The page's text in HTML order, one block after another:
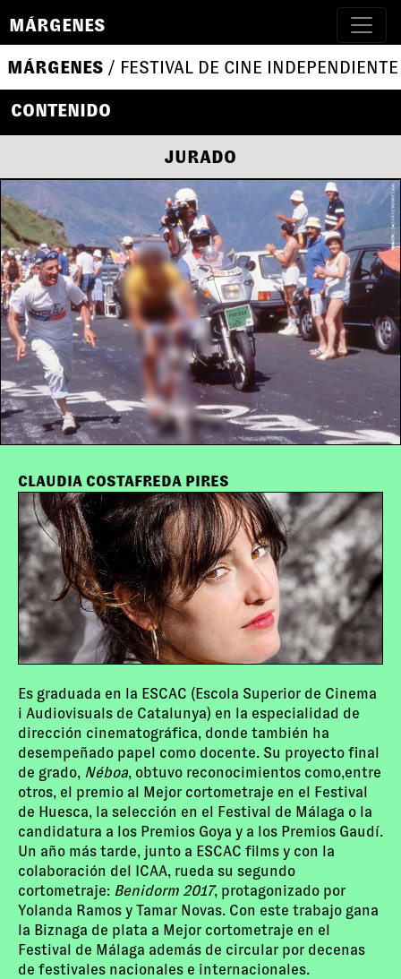
MÁRGENES
MÁRGENES / FESTIVAL DE CINE
CONTENIDO
JURADO
CLAUDIA COSTAFREDA PIRES
Es graduada en la ESCAC (Escola Superior de Cinema
i Audiovisuals de Catalunya) en la especialidad de
dirección cinematográfica, donde también ha
desempeñado papel como docente. Su proyecto final
de grado, Néboa, obtuvo reconocimientos como,entre
otros, el premio al Mejor cortometraje en el Festival
de Huesca, la selección en el Festival de Málaga o la
candidatura a los Premios Goya y a los Premios Gaudí.
Un año más tarde, junto a ESCAC films y con la
colaboración del ICAA, rueda su segundo
cortometraje: Benidorm 2017, protagonizado por
Yolanda Ramos y Tamar Novas. Con este trabajo gana
la Biznaga de plata a Mejor cortometraje en el
Festival de Málaga además de circular por decenas
de festivales nacionales e internacionales.